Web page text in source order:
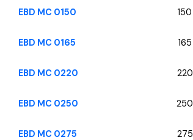
EBD MC 0150 150
EBD MC 0165 165
EBD MC 0220 220
EBD MC 0250 250
EBD MC 0275 275